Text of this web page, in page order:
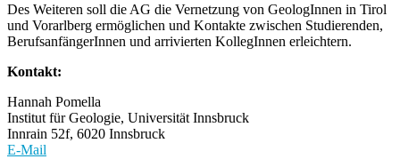
Des Weiteren soll die AG die Vernetzung von GeologInnen in Tirol
und Vorarlberg ermöglichen und Kontakte zwischen Studierenden,
BerufsanfängerInnen und arrivierten KollegInnen erleichtern.
Kontakt:
Hannah Pomella
Institut für Geologie, Universität Innsbruck
Innrain 52f, 6020 Innsbruck
E-Mail